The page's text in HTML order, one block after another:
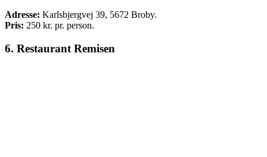
Adresse: Karlsbjergvej 39, 5672 Broby.
Pris: 250 kr. pr. person.
6. Restaurant Remisen